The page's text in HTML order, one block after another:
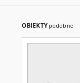
OBIEKTY podobne